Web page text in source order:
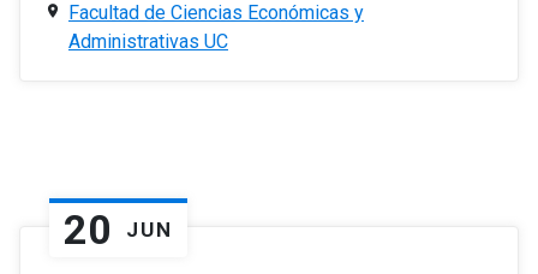
Facultad de Ciencias Económicas y
Administrativas UC
20 JUN